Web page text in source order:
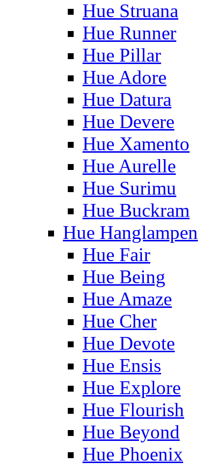
Hue Struana
Hue Runner
Hue Pillar
Hue Adore
Hue Datura
Hue Devere
Hue Xamento
Hue Aurelle
Hue Surimu
Hue Buckram
Hue Hanglampen
Hue Fair
Hue Being
Hue Amaze
Hue Cher
Hue Devote
Hue Ensis
Hue Explore
Hue Flourish
Hue Beyond
Hue Phoenix